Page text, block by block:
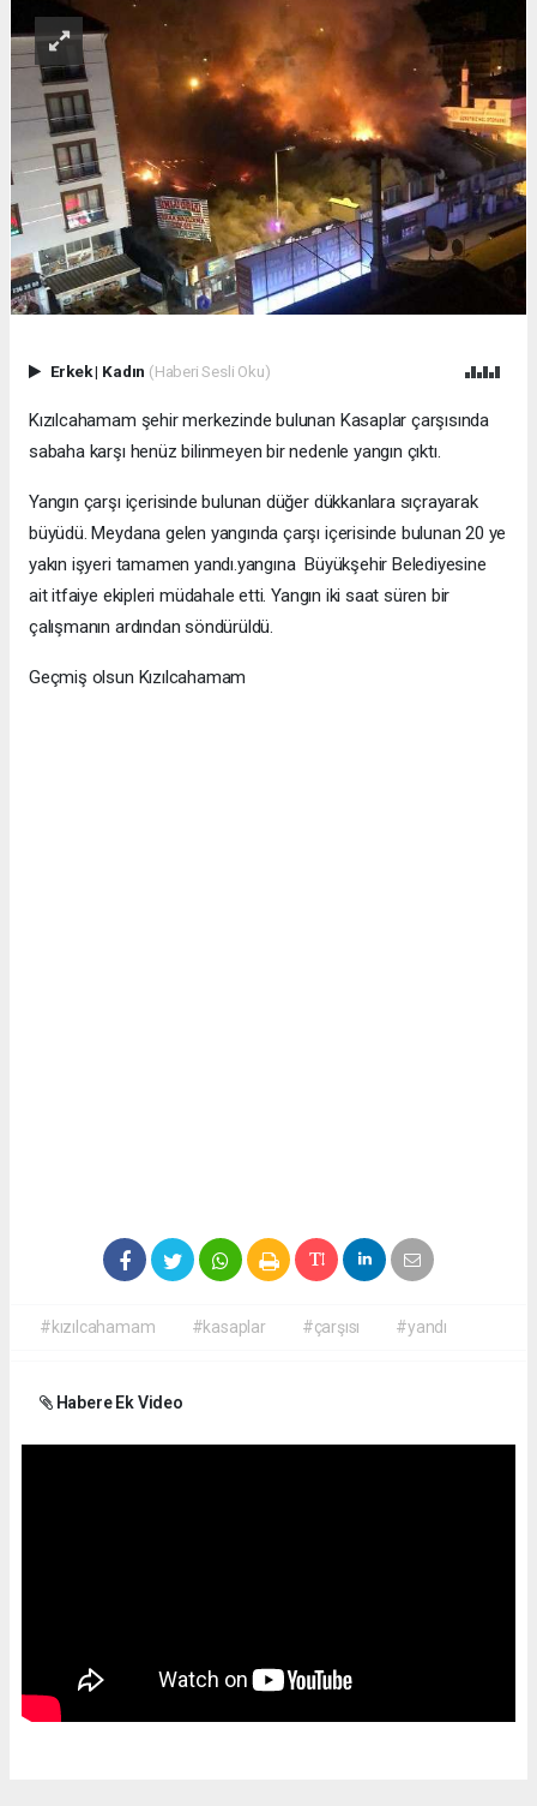
Erkek| Kadın (Haberi Sesli Oku)
Kızılcahamam şehir merkezinde bulunan Kasaplar çarşısında
sabaha karşı henüz bilinmeyen bir nedenle yangın çıktı.
Yangın çarşı içerisinde bulunan düğer dükkanlara sıçrayarak
büyüdü. Meydana gelen yangında çarşı içerisinde bulunan 20 ye
yakın işyeri tamamen yandı.yangına Büyükşehir Belediyesine
ait itfaiye ekipleri müdahale etti. Yangın iki saat süren bir
çalışmanın ardından söndürüldü.
Geçmiş olsun Kızılcahamam
#kızılcahamam #kasaplar #çarşısı #yandı
Habere Ek Video